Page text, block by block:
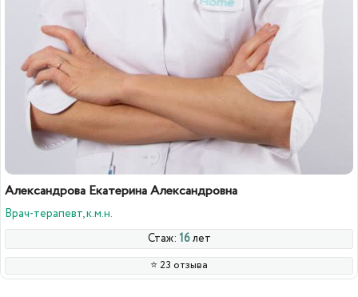
Александрова Екатерина Александровна
Врач-терапевт, к.м.н.
Стаж: 16лет
⭐️ 23 отзыва